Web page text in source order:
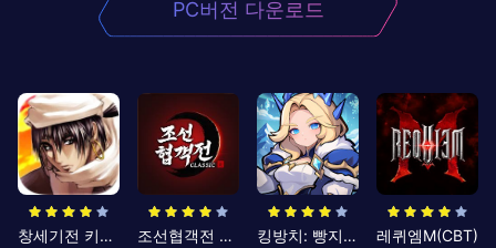
PC버전 다운로드
창세기전 키우기 조선협객전 클래식 킹방치: 빵지의 제왕 레퀴엠M(CBT)